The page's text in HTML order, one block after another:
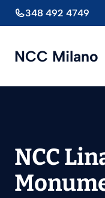
al
348 492 4749
NCC Milano
NCC